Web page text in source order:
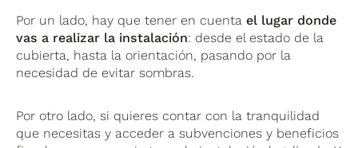
Por un lado, hay que tener en cuentael lugar donde
vas a realizar la instalación: desde el estado de la
cubierta, hasta la orientación, pasando por la
necesidad de evitar sombras.
Por otro lado, si quieres contar con la tranquilidad
que necesitas y acceder a subvenciones y beneficios